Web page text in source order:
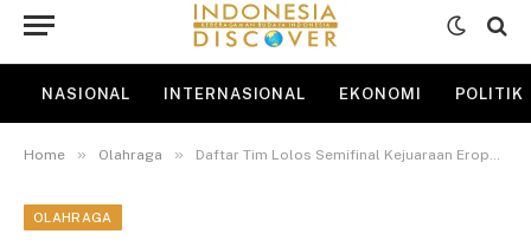
NASIONAL INTERNASIONAL EKONOMI POLITIK
Home » Olahraga » Daftar Tim Lolos Semifinal Kejuaraan Eropa 2026: Turki Menggeger, Denmark Tak Terkalahkan
OLAHRAGA